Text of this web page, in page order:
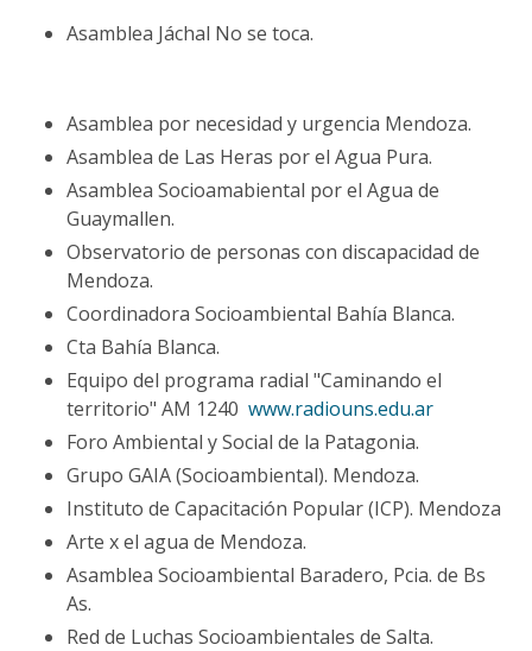
Asamblea Jáchal No se toca.
Asamblea por necesidad y urgencia Mendoza.
Asamblea de Las Heras por el Agua Pura.
Asamblea Socioamabiental por el Agua de
Guaymallen.
Observatorio de personas con discapacidad de
Mendoza.
Coordinadora Socioambiental Bahía Blanca.
Cta Bahía Blanca.
Equipo del programa radial "Caminando el
territorio" AM 1240 www.radiouns.edu.ar
Foro Ambiental y Social de la Patagonia.
Grupo GAIA (Socioambiental). Mendoza.
Instituto de Capacitación Popular (ICP). Mendoza
Arte x el agua de Mendoza.
Asamblea Socioambiental Baradero, Pcia. de Bs
As.
Red de Luchas Socioambientales de Salta.